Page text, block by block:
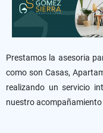
Prestamos la asesoria
como son Casas,
realizando un servicio
nuestro